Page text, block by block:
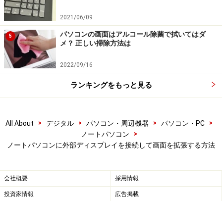
例えば、USB Type-C出力しかないノートパソコンに、
HDMI入力端子しかないディスプレイを接続する場合、
USB Type-CからHDMIに変換するケーブルを使って接続
します。ケーブルの価格は約1000円からです。
一番便利なのはUSB Type-C端子での接続です。対応する
イ、電源、通常のUSB端子の接続ができます。多くのプ
レミアムモバイルノートパソコンはこの機能に対応して
普段はノートパソコンを持ち歩いて、自宅や事務所に戻
2021/06/09
5
パソコンの画面はアルコール除菌で拭いてはダ
メ？ 正しい掃除方法は
2022/09/16
ランキングをもっと見る
All About > デジタル > パソコン・周辺機器 > パソコン・PC
>
ノートパソコン
>
ノートパソコンに外部ディスプレイを接続して画面を拡張する方法
会社概要 採用情報
投資家情報 広告掲載